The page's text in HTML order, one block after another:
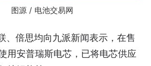
图源 / 电池交易网
、倍思均向九派新闻表示，在售
用安普瑞斯电芯，已将电芯供应